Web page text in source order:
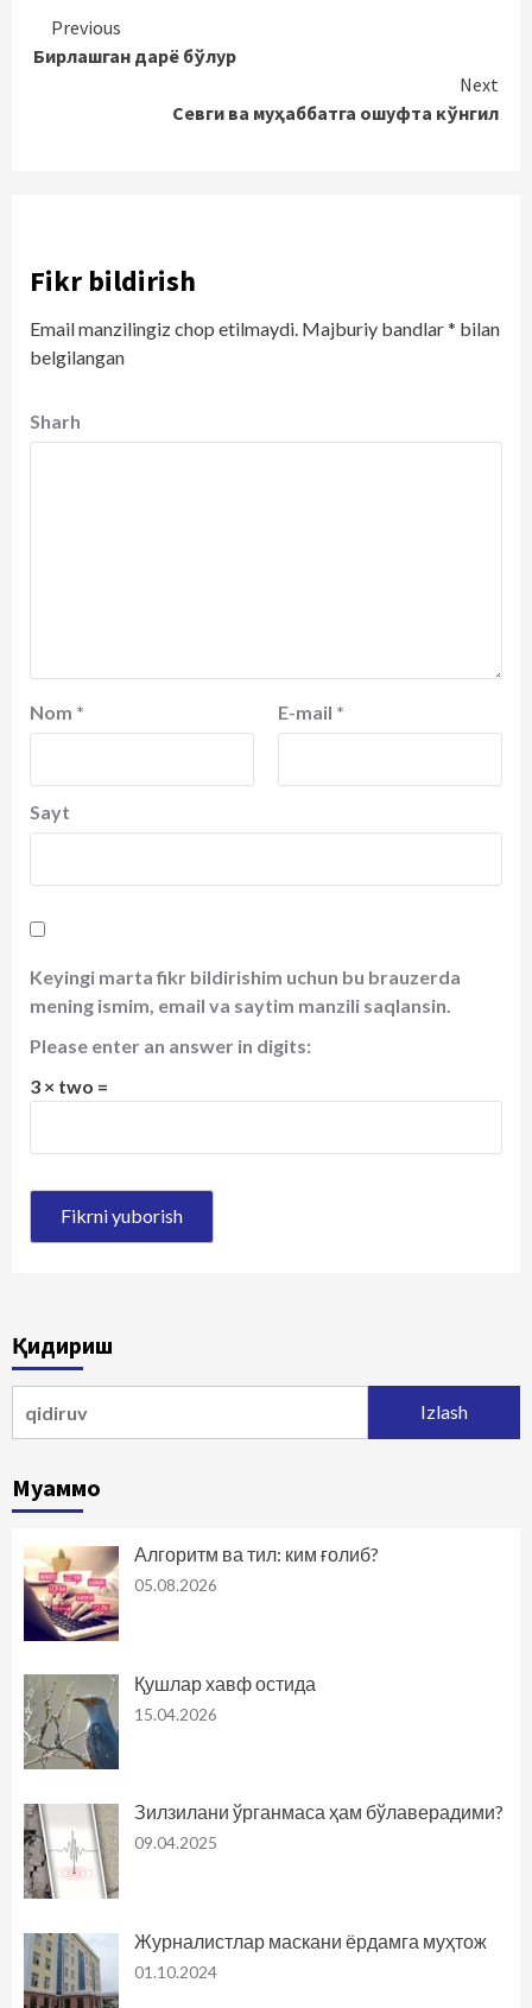
Continue
Reading
Previous
Бирлашган дарё бўлур
Next
Севги ва муҳаббатга ошуфта кўнгил
Fikr bildirish
Email manzilingiz chop etilmaydi. Majburiy bandlar* bilan
belgilangan
Sharh
Nom * E-mail *
Sayt
Keyingi marta fikr bildirishim uchun bu brauzerda
mening ismim, email va saytim manzili saqlansin.
Please enter an answer in digits:
3 × two =
Қидириш
Муаммо
Алгоритм ва тил: ким ғолиб?
05.08.2026
Қушлар хавф остида
15.04.2026
Зилзилани ўрганмаса ҳам бўлаверадими?
09.04.2025
Журналистлар маскани ёрдамга муҳтож
01.10.2024